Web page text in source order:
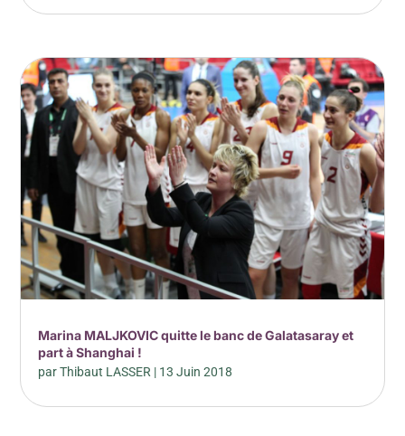
Marina MALJKOVIC quitte le banc de Galatasaray et
part à Shanghai !
parThibaut LASSER | 13 Juin 2018